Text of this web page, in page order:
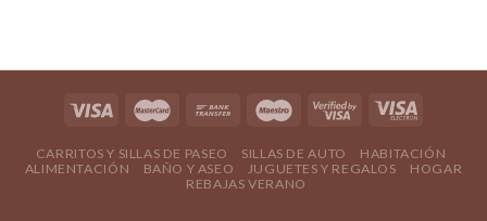
CARRITOS Y SILLAS DE PASEO SILLAS DE AUTO
HABITACIÓN
ALIMENTACIÓN
BAÑO Y ASEO JUGUETES Y REGALOS
HOGAR
REBAJAS VERANO